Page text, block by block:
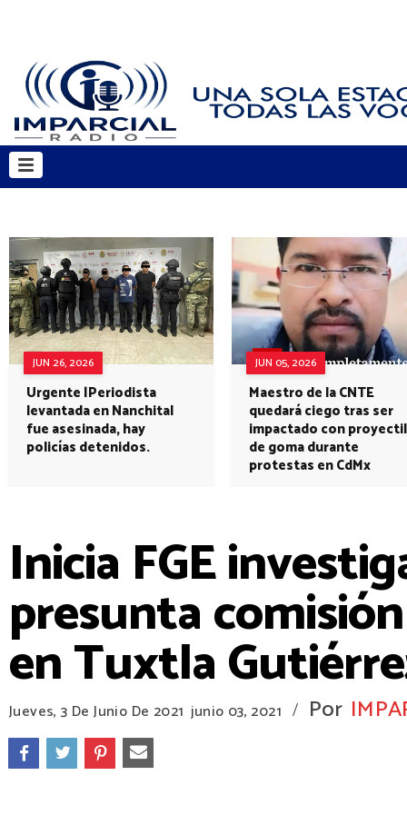
JUN 26, 2026
Urgente |Periodista
levantada en Nanchital
fue asesinada, hay
policías detenidos.
JUN 05, 2026
Maestro de la CNTE
quedará ciego tras ser
impactado con proyectil
de goma durante
protestas en CdMx
Inicia FGE
presunta
en Tuxtla
Jueves, 3 De Junio De 2021 junio 03, 2021 / Por